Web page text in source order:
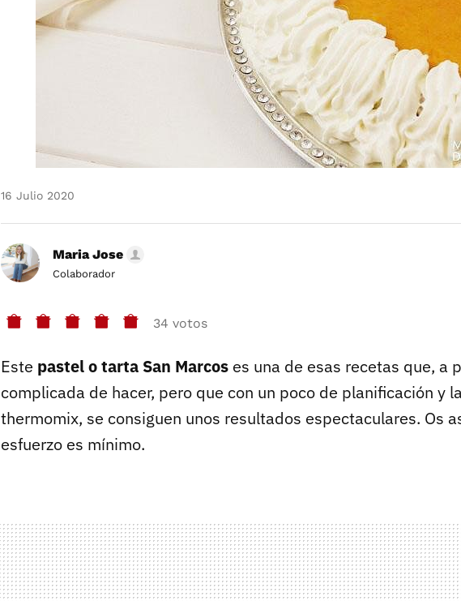
16 Julio 2020
Maria Jose
Colaborador
34 votos
Este pastel o tarta San Marcos es una de esas recetas que, a
complicada de hacer, pero que con un poco de planificación y
thermomix, se consiguen unos resultados espectaculares. Os
esfuerzo es mínimo.